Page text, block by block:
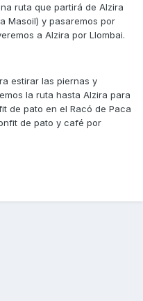
ruta que partirá de Alzira
Masoil) y pasaremos por
a Alzira por Llombai.
estirar las piernas y
la ruta hasta Alzira para
de pato en el Racó de Paca
de pato y café por